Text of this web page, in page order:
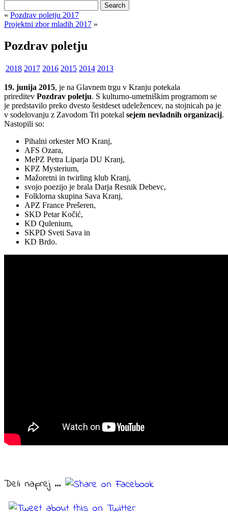
« Pozdrav poletju 2017
Projektni zbor mladih 2017 »
Pozdrav poletju
2018 2017 2016 2015 2014 2013
19. junija 2015, je na Glavnem trgu v Kranju potekala
prireditev Pozdrav poletju. S kulturno-umetniškim programom se
je predstavilo preko dvesto šestdeset udeležencev, na stojnicah pa je
v sodelovanju z Zavodom Tri potekal sejem nevladnih organizacij.
Nastopili so:
Pihalni orkester MO Kranj,
AFS Ozara,
MePZ Petra Liparja DU Kranj,
KPZ Mysterium,
Mažoretni in twirling klub Kranj,
svojo poezijo je brala Darja Resnik Debevc,
Folklorna skupina Sava Kranj,
APZ France Prešeren,
SKD Petar Kočić,
KD Qulenium,
SKPD Sveti Sava in
KD Brdo.
Deli naprej ...